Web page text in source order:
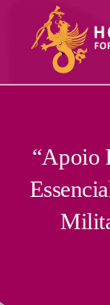
content
“Apoio